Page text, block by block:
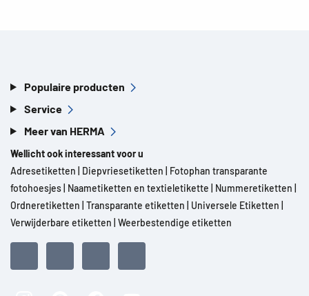
Populaire producten
Service
Meer van HERMA
Wellicht ook interessant voor u
Adresetiketten
Diepvriesetiketten
Fotophan transparante
fotohoesjes Naametiketten en textieletikette Nummeretiketten
Ordneretiketten Transparante etiketten Universele Etiketten
Verwijderbare etiketten Weerbestendige etiketten